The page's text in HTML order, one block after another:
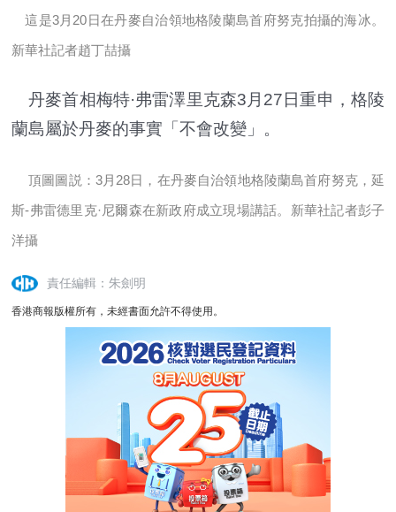
這是3月20日在丹麥自治領地格陵蘭島首府努克拍攝的海冰。
新華社記者趙丁喆攝
丹麥首相梅特·弗雷澤里克森3月27日重申，格陵
蘭島屬於丹麥的事實「不會改變」。
頂圖圖説：3月28日，在丹麥自治領地格陵蘭島首府努克，延
斯-弗雷德里克·尼爾森在新政府成立現場講話。新華社記者彭子
洋攝
責任編輯：朱劍明
香港商報版權所有，未經書面允許不得使用。